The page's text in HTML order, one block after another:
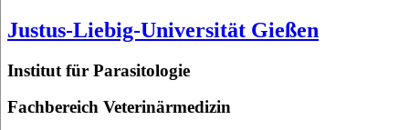
Justus-Liebig-Universität Gießen
Institut für Parasitologie
Fachbereich Veterinärmedizin